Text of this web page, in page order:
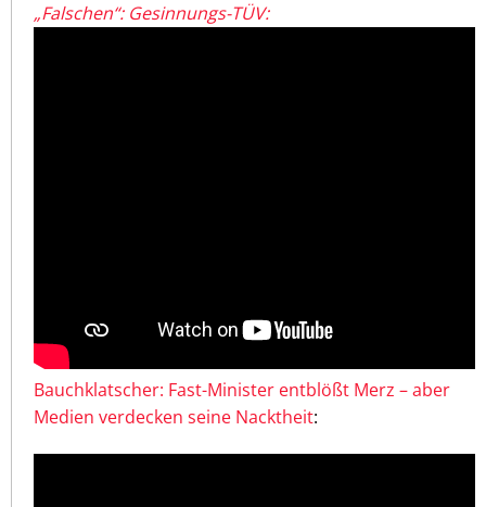
„Falschen“: Gesinnungs-TÜV:
Bauchklatscher: Fast-Minister entblößt Merz – aber
Medien verdecken seine Nacktheit: